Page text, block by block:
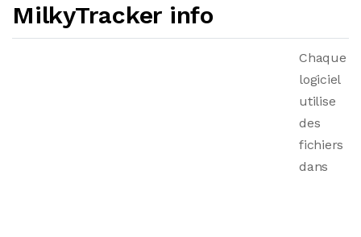
MilkyTracker info
Chaque
logiciel
utilise
des
fichiers
dans